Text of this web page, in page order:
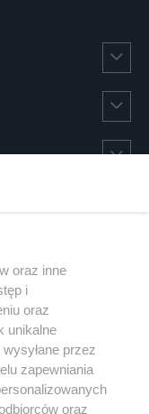
oraz inne
i
oraz
unikalne
przez
zapewniania
oraz